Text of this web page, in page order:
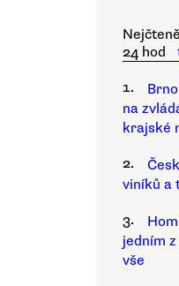
24 hod
1.
na
krajské
2.
viníků a
3.
jedním
vše